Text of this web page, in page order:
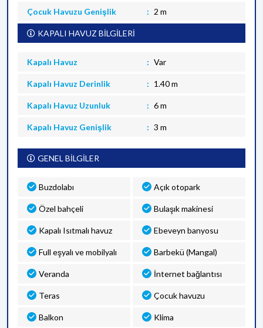
Çocuk Havuzu Genişlik 2 m
KAPALI HAVUZ BİLGİLERİ
Kapalı Havuz Var
Kapalı Havuz Derinlik 1.40 m
Kapalı Havuz Uzunluk 6 m
Kapalı Havuz Genişlik 3 m
GENEL BİLGİLER
Buzdolabı Açık otopark
Özel bahçeli Bulaşık makinesi
Kapalı Isıtmalı havuz Ebeveyn banyosu
Full eşyalı ve mobilyalı Barbekü (Mangal)
Veranda İnternet bağlantısı
Teras Çocuk havuzu
Balkon Klima